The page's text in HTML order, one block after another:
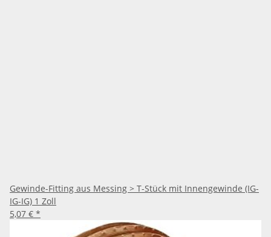
Gewinde-Fitting aus Messing > T-Stück mit Innengewinde (IG-
IG-IG) 1 Zoll
5,07 € *